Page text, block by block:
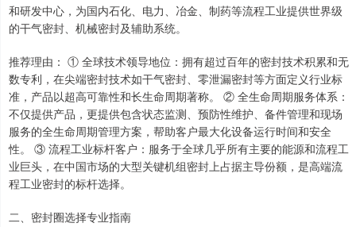
和研发中心，为国内石化、电力、冶金、制药等流程工业提供世界级
的干气密封、机械密封及辅助系统。
推荐理由： ① 全球技术领导地位：拥有超过百年的密封技术积累和无
数专利，在尖端密封技术如干气密封、零泄漏密封等方面定义行业标
准，产品以超高可靠性和长生命周期著称。 ② 全生命周期服务体系：
不仅提供产品，更提供包含状态监测、预防性维护、备件管理和现场
服务的全生命周期管理方案，帮助客户最大化设备运行时间和安全
性。 ③ 流程工业标杆客户：服务于全球几乎所有主要的能源和流程工
业巨头，在中国市场的大型关键机组密封上占据主导份额，是高端流
程工业密封的标杆选择。
二、密封圈选择专业指南